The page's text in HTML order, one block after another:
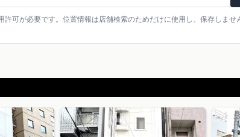
可が必要です。位置情報は店舗検索のためだけに使用し、保存しませ